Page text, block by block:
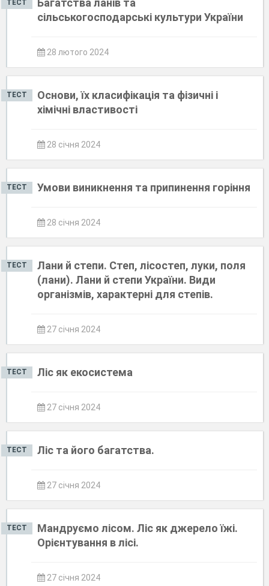
ТЕСТ
Багатства ланів та
сільськогосподарські культури України
28 лютого 2024
ТЕСТ
Основи, їх класифікація та фізичні і
хімічні властивості
28 січня 2024
ТЕСТ Умови виникнення та припинення горіння
28 січня 2024
ТЕСТ
Лани й степи. Степ, лісостеп, луки, поля
(лани). Лани й степи України. Види
організмів, характерні для степів.
27 січня 2024
ТЕСТ Ліс як екосистема
27 січня 2024
ТЕСТ Ліс та його багатства.
27 січня 2024
ТЕСТ
Мандруємо лісом. Ліс як джерело їжі.
Орієнтування в лісі.
27 січня 2024